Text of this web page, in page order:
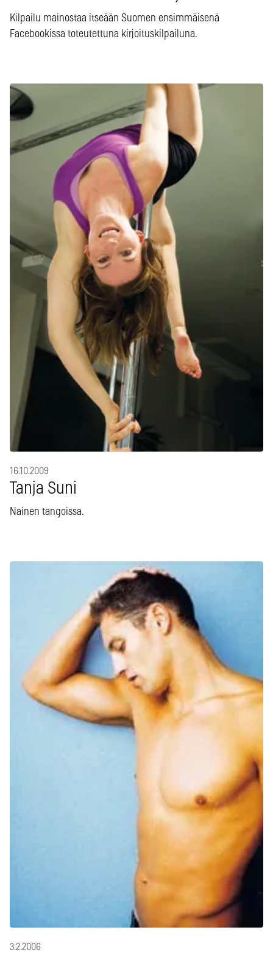
Kilpailu mainostaa itseään Suomen ensimmäisenä
Facebookissa toteutettuna kirjoituskilpailuna.
16.10.2009
Tanja Suni
Nainen tangoissa.
3.2.2006